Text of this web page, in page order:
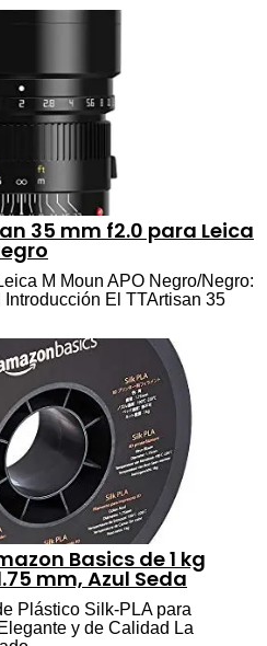
35 mm f2.0 para Leica
M Moun APO Negro/Negro:
El TTArtisan 35
Basics de 1 kg
mm, Azul Seda
Plástico Silk-PLA para
y de Calidad La